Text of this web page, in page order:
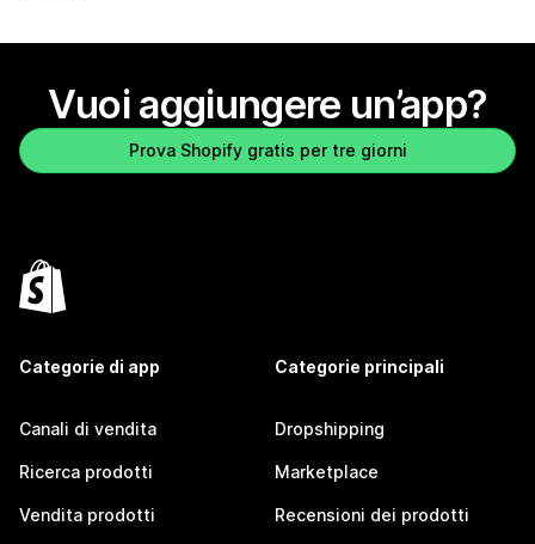
Vuoi aggiungere un’app?
Prova Shopify gratis per tre giorni
Categorie di app
Canali di vendita
Ricerca prodotti
Vendita prodotti
Categorie principali
Dropshipping
Marketplace
Recensioni dei prodotti